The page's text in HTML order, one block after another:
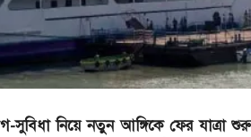
নিয়ে নতুন আঙ্গিকে ফের যাত্রা